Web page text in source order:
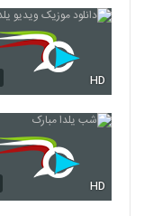
HD
HD